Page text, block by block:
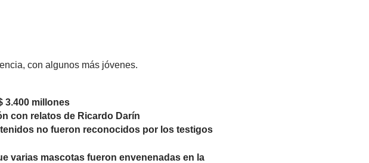
con algunos más jóvenes.
3.400 millones
con relatos de Ricardo Darín
no fueron reconocidos por los testigos
varias mascotas fueron envenenadas en la